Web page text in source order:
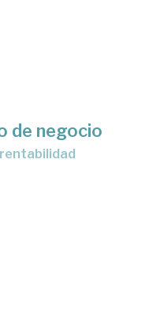
de negocio